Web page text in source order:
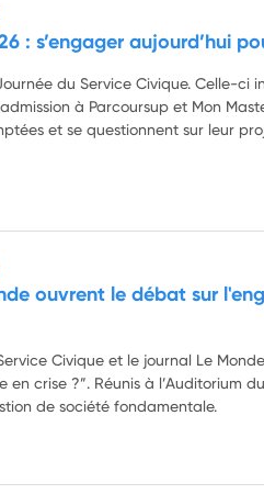
: s’engager aujourd’hui
du Service Civique. Celle-ci
à Parcoursup et Mon
et se questionnent sur leur
ouvrent le débat sur
Civique et le journal Le
crise ?”. Réunis à l’Auditorium
de société fondamentale.